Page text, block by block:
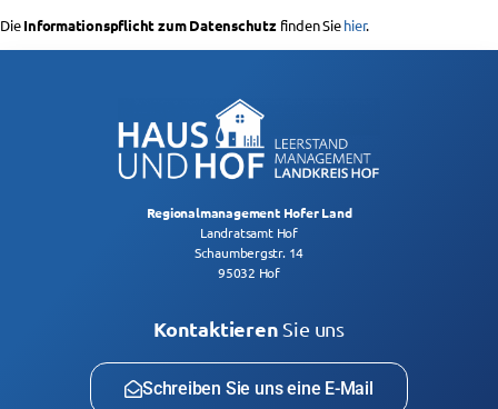
DieInformationspflicht zum Datenschutzfinden Siehier.
Regionalmanagement Hofer Land
Landratsamt Hof
Schaumbergstr. 14
95032 Hof
Kontaktieren Sie uns
Schreiben Sie uns eine E-Mail